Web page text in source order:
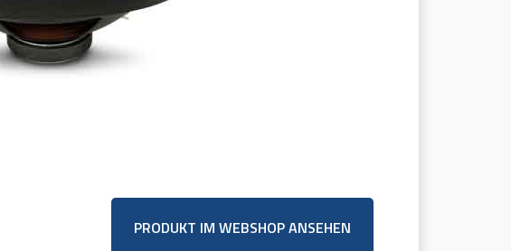
PRODUKT IM WEBSHOP ANSEHEN